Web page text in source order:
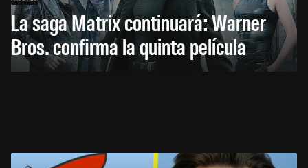
La saga Matrix continuará: Warner
Bros. confirma la quinta película